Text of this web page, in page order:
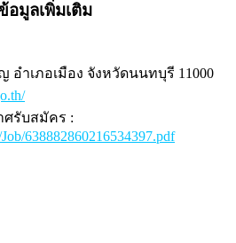
มูลเพิ่มเติม
อำเภอเมือง จังหวัดนนทบุรี 11000
ศรับสมัคร :
638882860216534397.pdf